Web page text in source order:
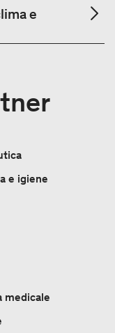
e
e igiene
medicale